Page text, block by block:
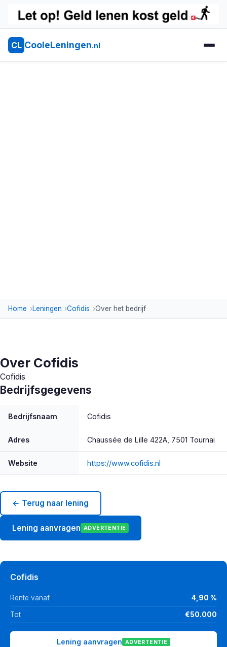
CL CooleLeningen.nl
Home Leningen Cofidis Over het bedrijf
Over Cofidis
Cofidis
Bedrijfsgegevens
Bedrijfsnaam Cofidis
Adres Chaussée de Lille 422A, 7501 Tournai
Website https://www.cofidis.nl
← Terug naar lening
Lening aanvragen ADVERTENTIE
Cofidis
Rente vanaf 4,90 %
Tot €50.000
Lening aanvragen ADVERTENTIE